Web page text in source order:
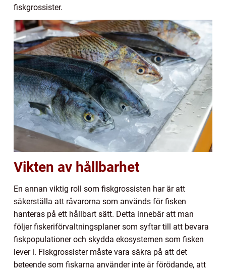
fiskgrossister.
Vikten av hållbarhet
En annan viktig roll som fiskgrossisten har är att
säkerställa att råvarorna som används för fisken
hanteras på ett hållbart sätt. Detta innebär att man
följer fiskeriförvaltningsplaner som syftar till att bevara
fiskpopulationer och skydda ekosystemen som fisken
lever i. Fiskgrossister måste vara säkra på att det
beteende som fiskarna använder inte är förödande, att